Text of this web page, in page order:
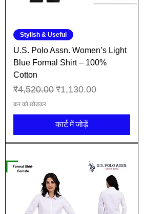
Stylish & Useful
U.S. Polo Assn. Women’s Light
Blue Formal Shirt – 100%
Cotton
नियमित मूल्य
₹4,520.00 बिक्री मूल्य
₹1,130.00
कर को छोड़कर
कार्ट में जोड़ें